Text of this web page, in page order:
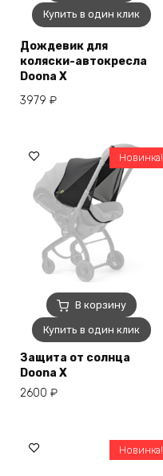
Купить в один клик
Дождевик для
коляски-автокресла
Doona X
3979 ₽
В корзину
Купить в один клик
Новинка!
Защита от солнца
Doona X
2600 ₽
Новинка!